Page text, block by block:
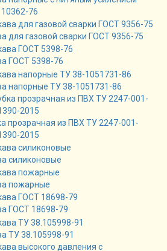
76
для газовой сварки ГОСТ 9356-75
ГОСТ 5398-76
напорные ТУ 38-1051731-86
прозрачная из ПВХ ТУ 2247-001-
2015
силиконовые
пожарные
ГОСТ 18698-79
ТУ 38.105998-91